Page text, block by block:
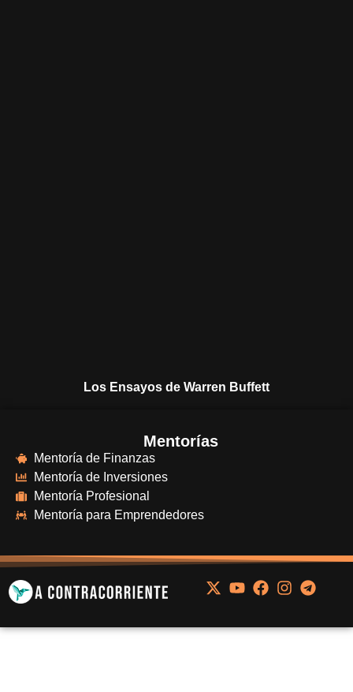
Los Ensayos de Warren Buffett
Mentorías
Mentoría de Finanzas
Mentoría de Inversiones
Mentoría Profesional
Mentoría para Emprendedores